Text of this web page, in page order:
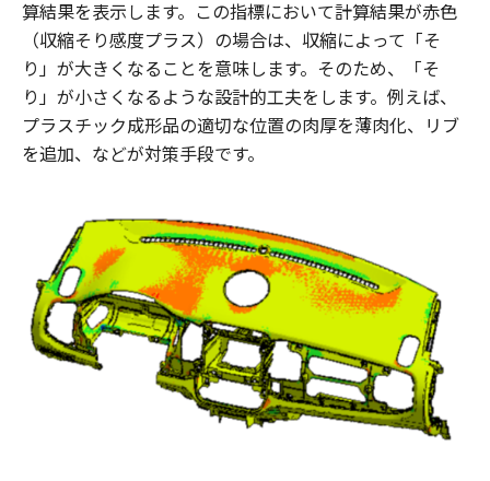
算結果を表示します。この指標において計算結果が赤色
（収縮そり感度プラス）の場合は、収縮によって「そ
り」が大きくなることを意味します。そのため、「そ
り」が小さくなるような設計的工夫をします。例えば、
プラスチック成形品の適切な位置の肉厚を薄肉化、リブ
を追加、などが対策手段です。